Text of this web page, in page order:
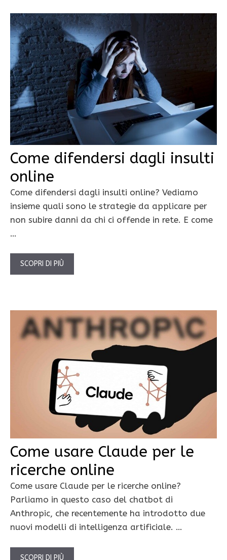
Come difendersi dagli insulti
online
Come difendersi dagli insulti online? Vediamo
insieme quali sono le strategie da applicare per
non subire danni da chi ci offende in rete. E come
…
SCOPRI DI PIÙ
Come usare Claude per le
ricerche online
Come usare Claude per le ricerche online?
Parliamo in questo caso del chatbot di
Anthropic, che recentemente ha introdotto due
nuovi modelli di intelligenza artificiale. …
SCOPRI DI PIÙ